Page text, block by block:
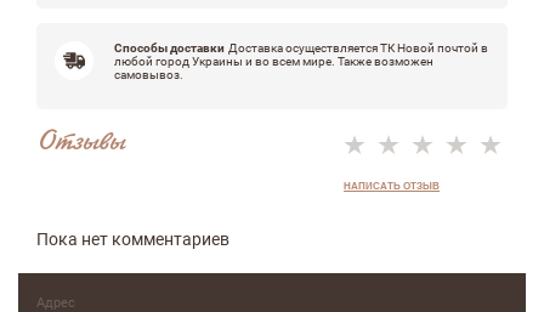
Способы доставки Доставка осуществляется ТК Новой почтой в
любой город Украины и во всем мире. Также возможен
самовывоз.
Отзывы
НАПИСАТЬ ОТЗЫВ
Пока нет комментариев
Адрес